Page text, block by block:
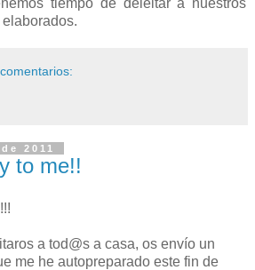
tiempo de deleitar a nuestros
2011
to me!!
a tod@s a casa, os envío un
me he autopreparado este fin de